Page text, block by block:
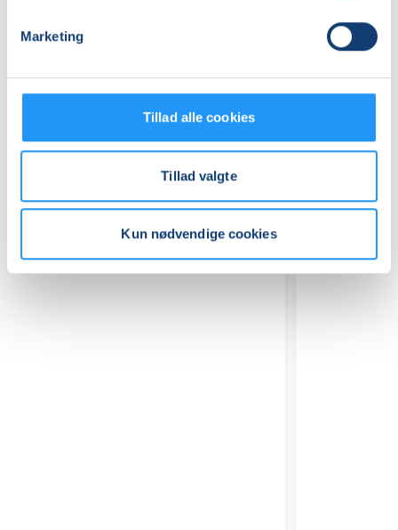
Marketing
Tillad alle cookies
Tillad valgte
Kun nødvendige cookies
Relaterede hold